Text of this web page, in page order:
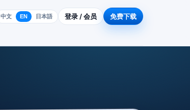
中文 EN 日本語 登录 / 会员 免费下载